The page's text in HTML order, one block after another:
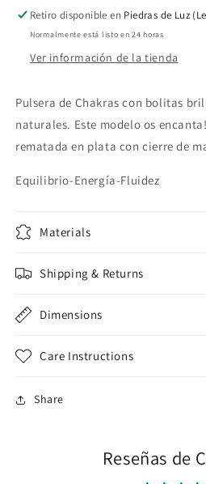
Retiro disponible en Piedras de Luz
Normalmente está listo en 24 horas
Ver información de la tienda
Pulsera de Chakras con bolitas
naturales. Este modelo os
rematada en plata con cierre de
Equilibrio-Energía-Fluidez
Materials
Shipping & Returns
Dimensions
Care Instructions
Share
Reseñas de